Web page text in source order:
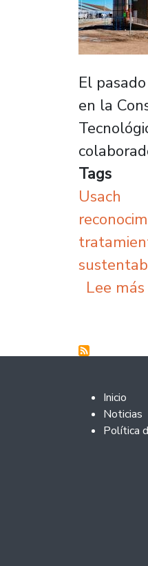
El
en la
Tags
Usach
Lee más
Footer 2
Inicio
Noticias
Política